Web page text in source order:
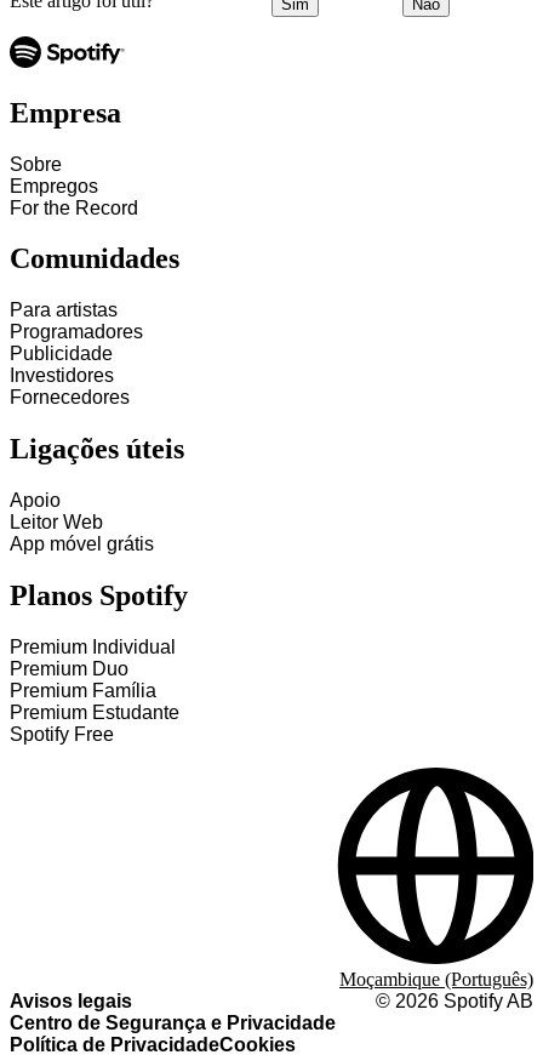
Sim Não
Empresa
Sobre
Empregos
For the Record
Comunidades
Para artistas
Programadores
Publicidade
Investidores
Fornecedores
Ligações úteis
Apoio
Leitor Web
App móvel grátis
Planos Spotify
Premium Individual
Premium Duo
Premium Família
Premium Estudante
Spotify Free
Avisos legais
Centro de Segurança e Privacidade
Política de PrivacidadeCookies
© 2026 Spotify AB
Moçambique (Português)